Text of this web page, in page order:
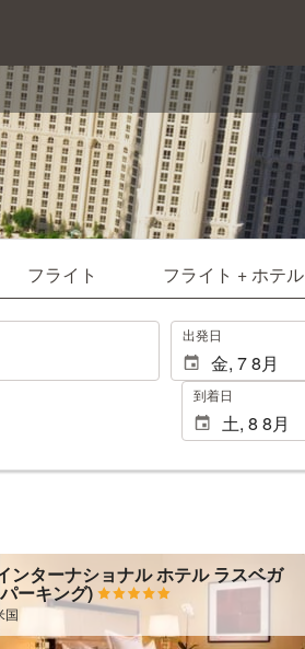
フライト フライト + ホテル
. 出発日
到着日
ンターナショナル ホテル ラスベガ
ーキング)
国